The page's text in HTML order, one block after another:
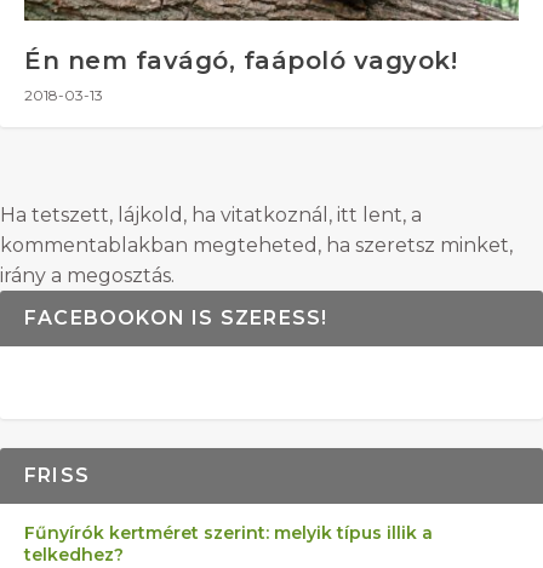
Én nem favágó, faápoló vagyok!
2018-03-13
Ha tetszett, lájkold, ha vitatkoznál, itt lent, a
kommentablakban megteheted, ha szeretsz minket,
irány a megosztás.
FACEBOOKON IS SZERESS!
FRISS
Fűnyírók kertméret szerint: melyik típus illik a
telkedhez?